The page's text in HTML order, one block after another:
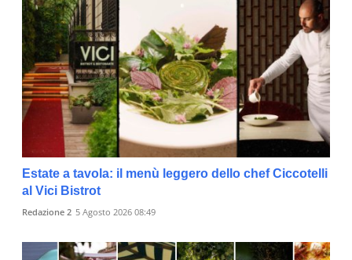
Estate a tavola: il menù leggero dello chef Ciccotelli
al Vici Bistrot
Redazione 2 5 Agosto 2026 08:49